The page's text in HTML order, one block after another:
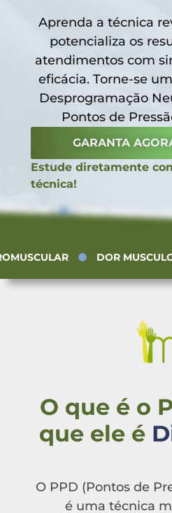
Aprenda a técnica
potencializa os
atendimentos com
eficácia. Torne-se
Desprogramação
Pontos de
GARANTA
Estude diretamente
técnica!
DOR
DOR
O que é o
que ele é
O PPD (Pontos de
é uma técnica